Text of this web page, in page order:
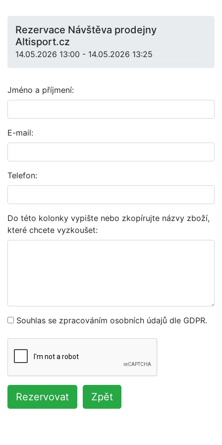
Rezervace Návštěva prodejny
Altisport.cz
14.05.2026 13:00 - 14.05.2026 13:25
Jméno a příjmení:
E-mail:
Telefon:
Do této kolonky vypište nebo zkopírujte názvy zboží,
které chcete vyzkoušet:
Souhlas se zpracováním osobních údajů dle GDPR.
Rezervovat Zpět